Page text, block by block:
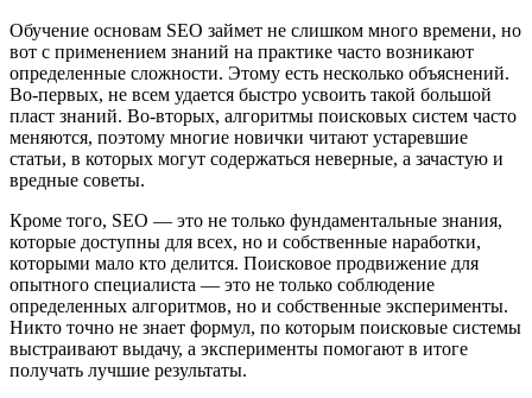
Обучение основам SEO займет не слишком много времени, но
вот с применением знаний на практике часто возникают
определенные сложности. Этому есть несколько объяснений.
Во-первых, не всем удается быстро усвоить такой большой
пласт знаний. Во-вторых, алгоритмы поисковых систем часто
меняются, поэтому многие новички читают устаревшие
статьи, в которых могут содержаться неверные, а зачастую и
вредные советы.
Кроме того, SEO — это не только фундаментальные знания,
которые доступны для всех, но и собственные наработки,
которыми мало кто делится. Поисковое продвижение для
опытного специалиста — это не только соблюдение
определенных алгоритмов, но и собственные эксперименты.
Никто точно не знает формул, по которым поисковые системы
выстраивают выдачу, а эксперименты помогают в итоге
получать лучшие результаты.